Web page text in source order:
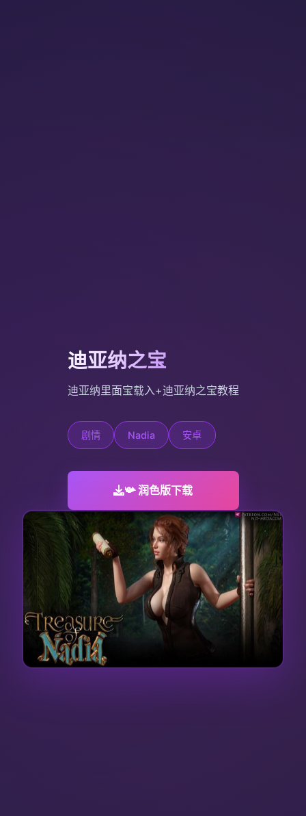
迪亚纳之宝
迪亚纳里面宝载入+迪亚纳之宝教程
剧情 Nadia 安卓
📯 润色版下载